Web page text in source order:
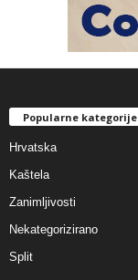
Popularne kategorije
Hrvatska
Kaštela
Zanimljivosti
Nekategorizirano
Split